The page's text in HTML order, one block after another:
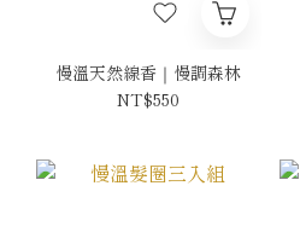
慢溫天然線香｜慢調森林
NT$550